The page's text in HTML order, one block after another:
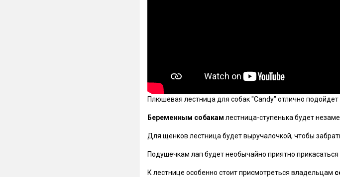
Плюшевая лестница для собак "Candy" отлично
Беременным собакам лестница-ступенька будет
Для щенков лестница будет выручалочкой, чтобы
Подушечкам лап будет необычайно приятно
К лестнице особенно стоит присмотреться владельцам